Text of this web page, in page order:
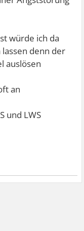
würde ich da
denn der
auslösen
an
und LWS